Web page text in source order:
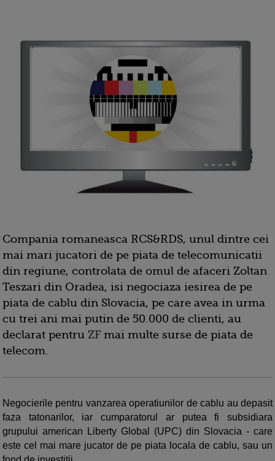
Compania romaneasca RCS&RDS, unul dintre cei
mai mari jucatori de pe piata de telecomunicatii
din regiune, controlata de omul de afaceri Zoltan
Teszari din Oradea, isi negociaza iesirea de pe
piata de cablu din Slovacia, pe care avea in urma
cu trei ani mai putin de 50.000 de clienti, au
declarat pentru ZF mai multe surse de piata de
telecom.
Negocierile pentru vanzarea operatiunilor de cablu au depasit
faza tatonarilor, iar cumparatorul ar putea fi subsidiara
grupului american Liberty Global (UPC) din Slovacia - care
este cel mai mare jucator de pe piata locala de cablu, sau un